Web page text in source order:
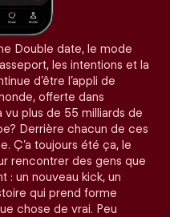
Double date, le mode
les intentions et la
d’être l’appli de
offerte dans
vu plus de 55 milliards de
Derrière chacun de ces
Ç’a toujours été ça, le
rencontrer des gens que
: un nouveau kick, un
qui prend forme
chose de vrai. Peu